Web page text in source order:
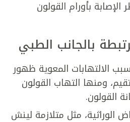
بأورام القولون
بالجانب الطبي
الالتهابات المعوية ظهور
ومنها التهاب القولون
القولون.
الوراثية، مثل متلازمة لينش